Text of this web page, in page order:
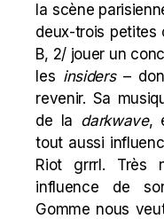
la scène
deux-trois petites
B, 2/ jouer un
les insiders–
revenir. Sa
de la darkwave,
tout aussi
Riot grrrl. Très
influence de
Gomme nous